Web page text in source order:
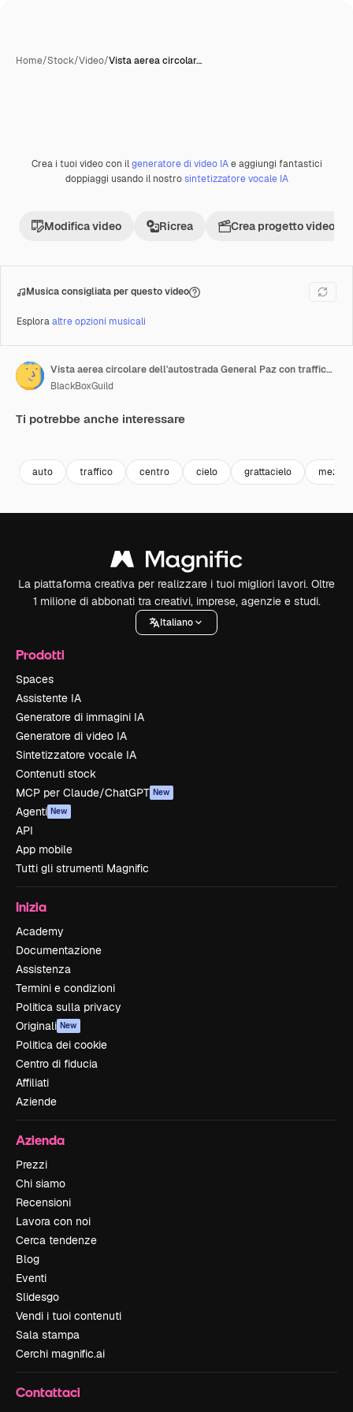
Home/Stock/Video/Vista aerea circolar…
Premium
Crea i tuoi video con ilgeneratore di video IAe aggiungi fantastici
doppiaggi usando il nostrosintetizzatore vocale IA
Modifica video Ricrea Crea progetto video
Musica consigliata per questo video
Esploraaltre opzioni musicali
Vista aerea circolare dell'autostrada General Paz con traffico automobilistico, a Buenos Aires, Argentina.
BlackBoxGuild
Ti potrebbe anche interessare
auto traffico centro cielo grattacielo mezzi
La piattaforma creativa per realizzare i tuoi migliori lavori. Oltre
1 milione di abbonati tra creativi, imprese, agenzie e studi.
Italiano
Prodotti
Spaces
Assistente IA
Generatore di immagini IA
Generatore di video IA
Sintetizzatore vocale IA
Contenuti stock
MCP per Claude/ChatGPT New
Agenti New
API
App mobile
Tutti gli strumenti Magnific
Inizia
Academy
Documentazione
Assistenza
Termini e condizioni
Politica sulla privacy
Originali New
Politica dei cookie
Centro di fiducia
Affiliati
Aziende
Azienda
Prezzi
Chi siamo
Recensioni
Lavora con noi
Cerca tendenze
Blog
Eventi
Slidesgo
Vendi i tuoi contenuti
Sala stampa
Cerchi magnific.ai
Contattaci